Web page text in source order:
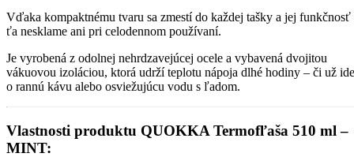
Vďaka kompaktnému tvaru sa zmestí do každej tašky a jej funkčnosť
ťa nesklame ani pri celodennom používaní.
Je vyrobená z odolnej nehrdzavejúcej ocele a vybavená dvojitou
vákuovou izoláciou, ktorá udrží teplotu nápoja dlhé hodiny – či už ide
o rannú kávu alebo osviežujúcu vodu s ľadom.
Vlastnosti produktu QUOKKA Termofľaša 510 ml –
MINT: